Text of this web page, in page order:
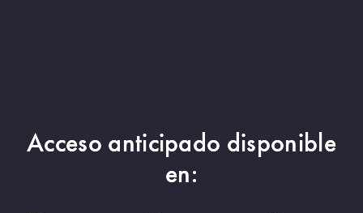
Acceso anticipado disponible
en: